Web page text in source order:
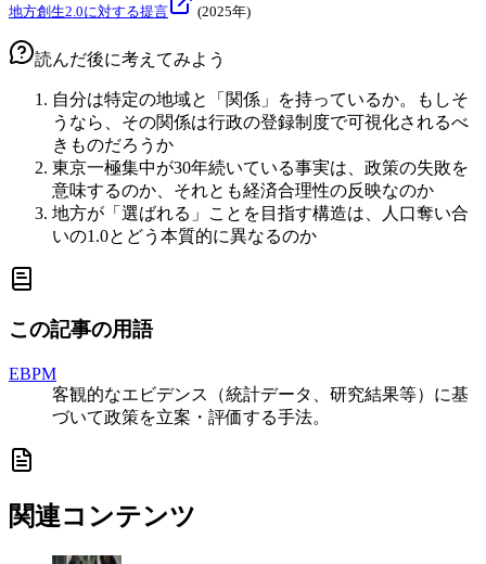
地方創生2.0に対する提言 (2025年)
読んだ後に考えてみよう
自分は特定の地域と「関係」を持っているか。もしそ
うなら、その関係は行政の登録制度で可視化されるべ
きものだろうか
東京一極集中が30年続いている事実は、政策の失敗を
意味するのか、それとも経済合理性の反映なのか
地方が「選ばれる」ことを目指す構造は、人口奪い合
いの1.0とどう本質的に異なるのか
この記事の用語
EBPM
客観的なエビデンス（統計データ、研究結果等）に基
づいて政策を立案・評価する手法。
関連コンテンツ